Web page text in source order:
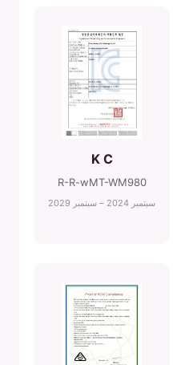
K C
R-R-wMT-WM980
سبتمبر 2024 – سبتمبر 2029